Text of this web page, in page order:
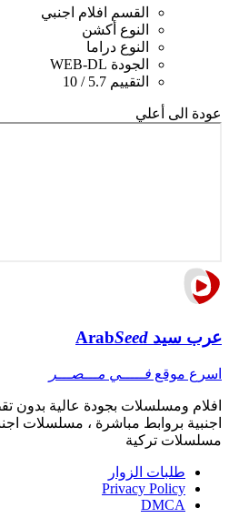
القسم
افلام اجنبي
النوع أكشن
النوع دراما
الجودة WEB-DL
التقييم 5.7 / 10
عودة الى أعلي
عرب سيد ArabSeed
اسرع موقع فـــــي مـــصـــر
افلام ومسلسلات بجودة عالية بدون
اجنبية بروابط مباشرة ، مسلسلات
مسلسلات تركية
طلبات الزوار
Privacy Policy
DMCA